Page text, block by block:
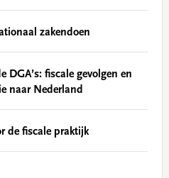
zakendoen
fiscale gevolgen en
naar Nederland
de fiscale praktijk